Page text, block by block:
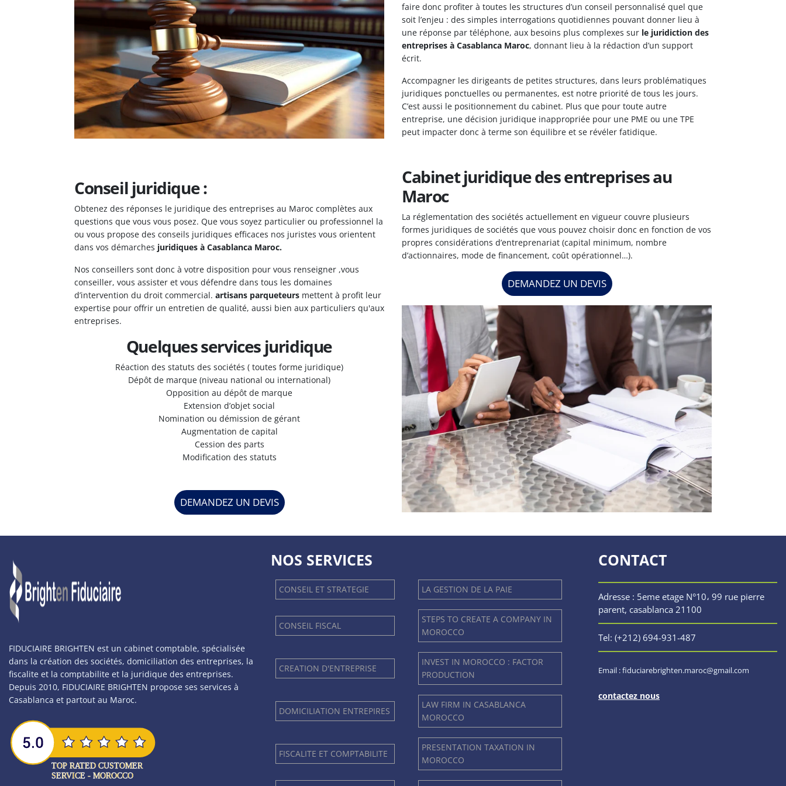
faire donc profiter à toutes les structures d’un conseil personnalisé quel que
soit l’enjeu : des simples interrogations quotidiennes pouvant donner lieu à
une réponse par téléphone, aux besoins plus complexes sur le juridiction des
entreprises à Casablanca Maroc, donnant lieu à la rédaction d’un support
écrit.
Accompagner les dirigeants de petites structures, dans leurs problématiques
juridiques ponctuelles ou permanentes, est notre priorité de tous les jours.
C’est aussi le positionnement du cabinet. Plus que pour toute autre
entreprise, une décision juridique inappropriée pour une PME ou une TPE
peut impacter donc à terme son équilibre et se révéler fatidique.
Cabinet juridique des entreprises au
Maroc
La réglementation des sociétés actuellement en vigueur couvre plusieurs
formes juridiques de sociétés que vous pouvez choisir donc en fonction de vos
propres considérations d’entreprenariat (capital minimum, nombre
d’actionnaires, mode de financement, coût opérationnel…).
DEMANDEZ UN DEVIS
Conseil juridique :
Obtenez des réponses le juridique des entreprises au Maroc complètes aux
questions que vous vous posez. Que vous soyez particulier ou professionnel la
ou vous propose des conseils juridiques efficaces nos juristes vous orientent
dans vos démarches juridiques à Casablanca Maroc.
Nos conseillers sont donc à votre disposition pour vous renseigner ,vous
conseiller, vous assister et vous défendre dans tous les domaines
d’intervention du droit commercial. artisans parqueteurs mettent à profit leur
expertise pour offrir un entretien de qualité, aussi bien aux particuliers qu'aux
entreprises.
Quelques services juridique
Réaction des statuts des sociétés ( toutes forme juridique)
Dépôt de marque (niveau national ou international)
Opposition au dépôt de marque
Extension d’objet social
Nomination ou démission de gérant
Augmentation de capital
Cession des parts
Modification des statuts
DEMANDEZ UN DEVIS
FIDUCIAIRE BRIGHTEN est un cabinet comptable, spécialisée
dans la création des sociétés, domiciliation des entreprises, la
fiscalite et la comptabilite et la juridique des entreprises.
Depuis 2010, FIDUCIAIRE BRIGHTEN propose ses services à
Casablanca et partout au Maroc.
NOS SERVICES
CONSEIL ET STRATEGIE LA GESTION DE LA PAIE
CONSEIL FISCAL
STEPS TO CREATE A COMPANY IN
MOROCCO
CREATION D'ENTREPRISE
INVEST IN MOROCCO : FACTOR
PRODUCTION
DOMICILIATION ENTREPIRES
LAW FIRM IN CASABLANCA
MOROCCO
FISCALITE ET COMPTABILITE
PRESENTATION TAXATION IN
MOROCCO
CONTACT
Adresse : 5eme etage N°10، 99 rue pierre
parent, casablanca 21100
Tel: (+212) 694-931-487
Email : fiduciarebrighten.maroc@gmail.com
contactez nous